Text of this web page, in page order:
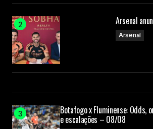
Arsenal
Arsenal
Botafogo x Fluminense: Odds,
e escalações – 08/08